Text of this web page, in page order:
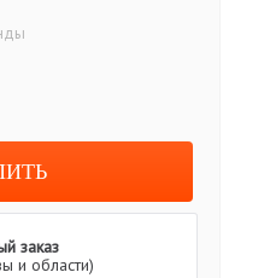
заказ
и области)